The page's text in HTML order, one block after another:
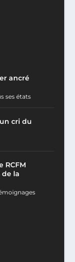
ancré
ses états
cri du
RCFM
de la